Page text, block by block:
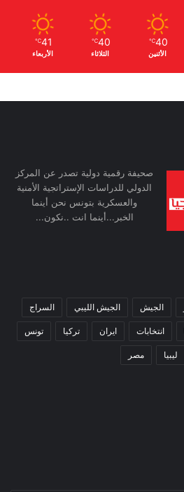
40
℃
الأثنين
40
℃
الثلاثاء
41
℃
الأربعاء
صحيفة رقمية دولية تصدر عن المركز
الدولي للدراسات الإستراتجية الأمنية
والعسكرية بتونس نحن أينما
الخبر...أينما انت ..نكون...
الجيش الجيش الليبي السراج
انتخابات ايران تركيا تونس
ليبيا مصر